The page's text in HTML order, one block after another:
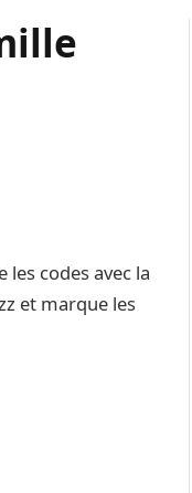
les codes avec la
et marque les